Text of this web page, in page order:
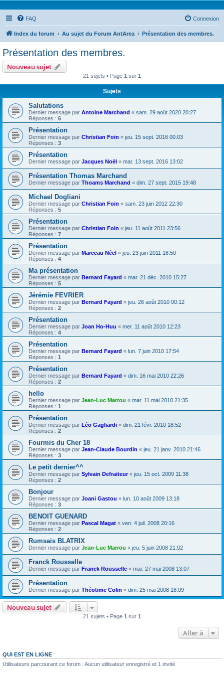
FAQ Connexion
Index du forum Au sujet du Forum AntArea Présentation des membres.
Présentation des membres.
Nouveau sujet
21 sujets • Page 1 sur 1
Sujets
Salutations
Dernier message par Antoine Marchand « sam. 29 août 2020 20:27
Réponses : 6
Présentation
Dernier message par Christian Foin « jeu. 15 sept. 2016 00:03
Réponses : 3
Présentation
Dernier message par Jacques Noël « mar. 13 sept. 2016 13:02
Présentation Thomas Marchand
Dernier message par Thoams Marchand « dim. 27 sept. 2015 19:48
Michael Dogliani
Dernier message par Christian Foin « sam. 23 juin 2012 22:30
Réponses : 5
Présentation
Dernier message par Christian Foin « jeu. 11 août 2011 23:56
Réponses : 7
Présentation
Dernier message par Marceau Néel « jeu. 23 juin 2011 18:50
Réponses : 4
Ma présentation
Dernier message par Bernard Fayard « mar. 21 déc. 2010 15:27
Réponses : 5
Jérémie FEVRIER
Dernier message par Bernard Fayard « jeu. 26 août 2010 00:12
Réponses : 2
Présentation
Dernier message par Joan Ho-Huu « mer. 11 août 2010 12:23
Réponses : 4
Présentation
Dernier message par Bernard Fayard « lun. 7 juin 2010 17:54
Réponses : 1
Présentation
Dernier message par Bernard Fayard « dim. 16 mai 2010 22:26
Réponses : 2
hello
Dernier message par Jean-Luc Marrou « mar. 11 mai 2010 21:35
Réponses : 1
Présentation
Dernier message par Léo Gagliardi « dim. 21 févr. 2010 18:52
Réponses : 2
Fourmis du Cher 18
Dernier message par Jean-Claude Bourdin « jeu. 21 janv. 2010 21:46
Réponses : 3
Le petit dernier^^
Dernier message par Sylvain Defraiteur« jeu. 15 oct. 2009 11:38
Réponses : 2
Bonjour
Dernier message par Joani Gastou « lun. 10 août 2009 13:18
Réponses : 3
BENOIT GUENARD
Dernier message par Pascal Magat « ven. 4 juil. 2008 20:16
Réponses : 2
Rumsais BLATRIX
Dernier message par Jean-Luc Marrou « jeu. 5 juin 2008 21:02
Franck Rousselle
Dernier message par Franck Rousselle « mar. 27 mai 2008 13:07
Présentation
Dernier message par Théotime Colin « dim. 25 mai 2008 18:09
Nouveau sujet
21 sujets • Page 1 sur 1
Aller à
QUI EST EN LIGNE
Utilisateurs parcourant ce forum : Aucun utilisateur enregistré et 1 invité